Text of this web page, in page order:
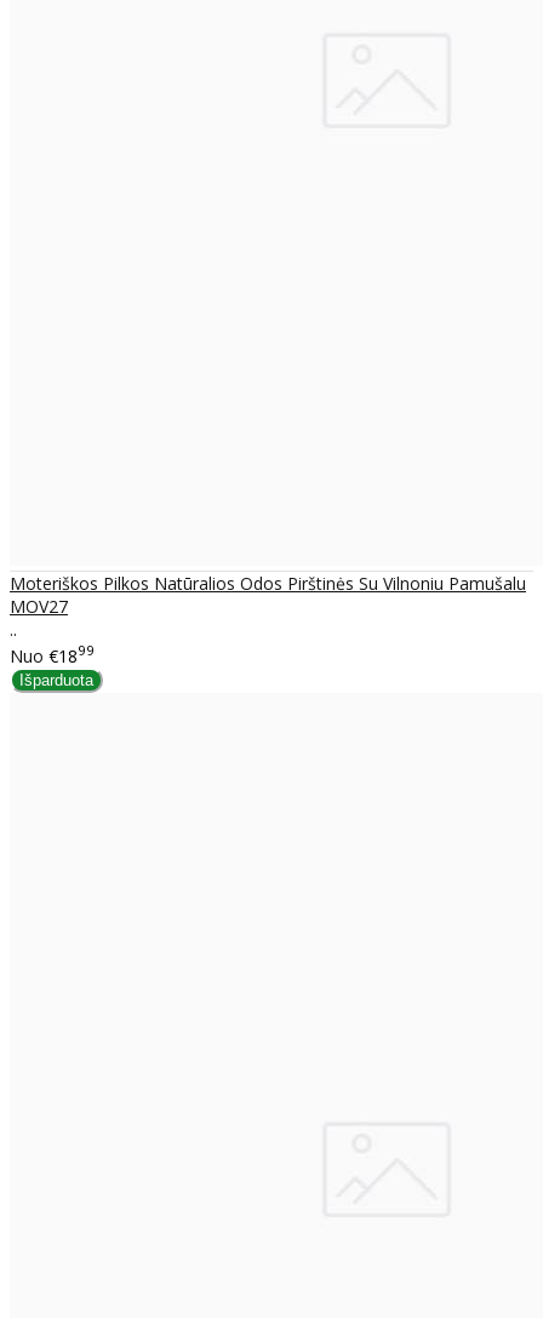
Moteriškos Pilkos Natūralios Odos Pirštinės Su Vilnoniu Pamušalu
MOV27
..
Nuo €1899